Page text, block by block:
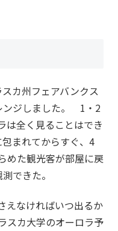
カ州フェアバンクス
ンジしました。 1・2
は全く見ることはでき
まれてからすぐ、4
めた観光客が部屋に戻
できた。
えなければいつ出るか
カ大学のオーロラ予